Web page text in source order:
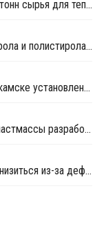
Сибур-Химпром установил рекорд: 3 млн тонн сырья для теплых домов и упаковки
Прогресс по созданию производства стирола и полистирола в Нижнекамске превысил 45%
На новом производстве СИБУРа в Нижнекамске установлена основная технологическая колонна
Базу данных нетоксичной и безопасной пластмассы разработали ученые ПГУ
Производство стирола в России может снизиться из-за дефицита бензола